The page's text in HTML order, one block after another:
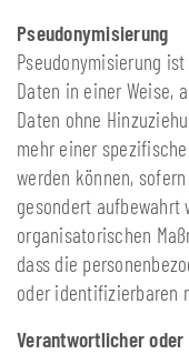
Pseudonymisierung
Pseudonymisierung
Daten in einer Weise,
Daten ohne
mehr einer
werden können,
gesondert aufbewahrt
organisatorischen
dass die
oder identifizierbaren
Verantwortlicher